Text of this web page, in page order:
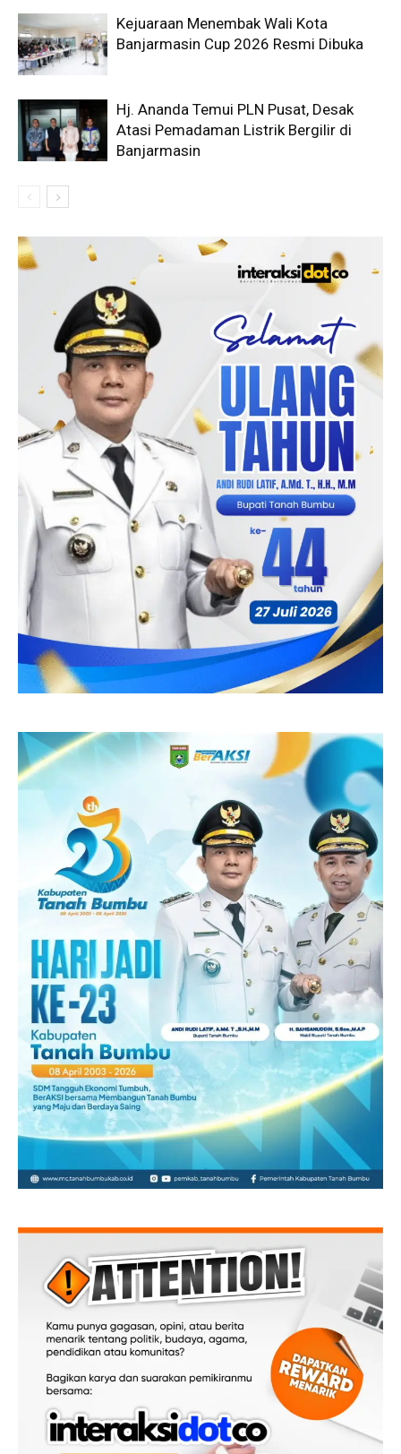
Kejuaraan Menembak Wali Kota
Banjarmasin Cup 2026 Resmi Dibuka
Hj. Ananda Temui PLN Pusat, Desak
Atasi Pemadaman Listrik Bergilir di
Banjarmasin